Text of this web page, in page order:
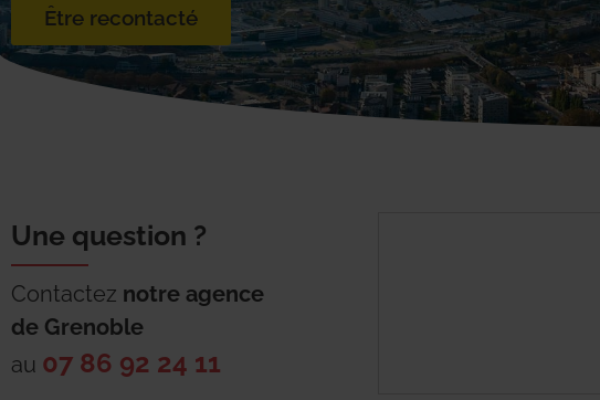
Être recontacté
Une question ?
Contactez notre agence
de Grenoble
au 07 86 92 24 11